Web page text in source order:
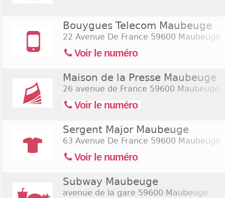
Bouygues Telecom Maubeuge
22 Avenue De France 59600 Maubeuge
Voir le numéro
Maison de la Presse Maubeuge
26 avenue de France 59600 Maubeuge
Voir le numéro
Sergent Major Maubeuge
63 Avenue De France 59600 Maubeuge
Voir le numéro
Subway Maubeuge
avenue de la gare 59600 Maubeuge